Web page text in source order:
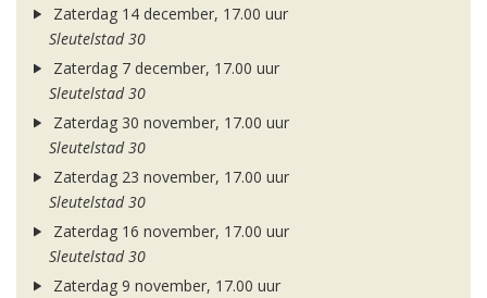
Zaterdag 14 december, 17.00 uur
Sleutelstad 30
Zaterdag 7 december, 17.00 uur
Sleutelstad 30
Zaterdag 30 november, 17.00 uur
Sleutelstad 30
Zaterdag 23 november, 17.00 uur
Sleutelstad 30
Zaterdag 16 november, 17.00 uur
Sleutelstad 30
Zaterdag 9 november, 17.00 uur